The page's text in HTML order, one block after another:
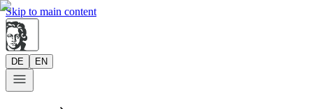
Skip to main content
DE EN